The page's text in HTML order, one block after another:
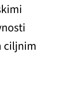
ciljnim